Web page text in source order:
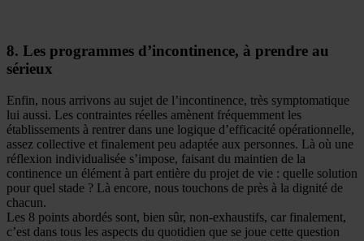
8. Les programmes d’incontinence, à prendre au
sérieux
Enfin, nous arrivons au sujet de l’incontinence, très symptomatique
lui aussi. Les contraintes réelles amènent fréquemment les
établissements à rentrer dans une logique d’efficacité opérationnelle,
assez collective et finalement peu adaptée aux personnes. Là où une
réflexion individualisée s’impose, faisant du maintien de la
continence un élément à part entière du projet de vie : quelle solution
pour quel stade ? Là encore, nous touchons de près à la dignité de
chacun.
Les 8 points abordés sont, bien sûr, non-exhaustifs, car finalement,
c’est dans tous les aspects du quotidien que se joue cette question